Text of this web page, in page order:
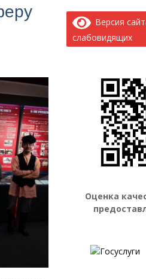
Версия
слабовидящих
Оценка